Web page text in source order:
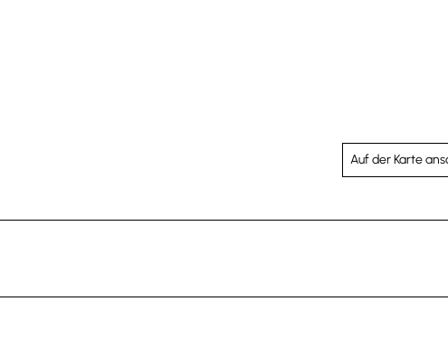
Auf der Karte